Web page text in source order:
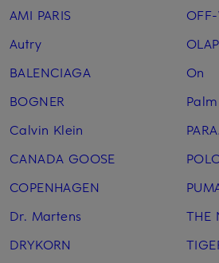
AMI PARIS
Autry
BALENCIAGA
BOGNER
Calvin Klein
CANADA GOOSE
COPENHAGEN
Dr. Martens
DRYKORN
On
THE